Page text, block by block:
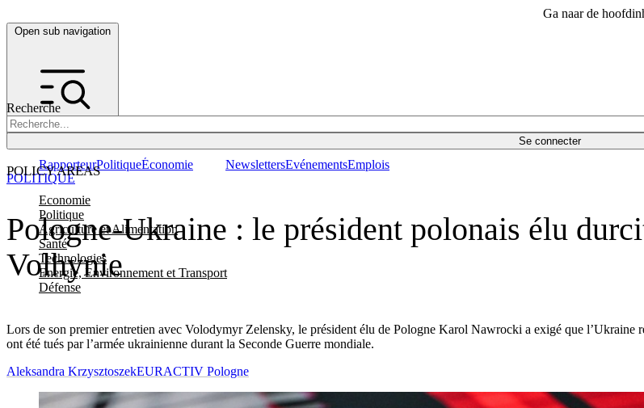
Ga naar de
Open sub navigation
Recherche
Se connecter
POLICY AREAS
Economie
Politique
Agriculture et Alimentation
Santé
Technologies
Energie, Environnement et Transport
Défense
RapporteurPolitiqueÉconomie NewslettersEvénementsEmplois
Pologne-Ukraine : le président polonais élu
Volhynie
Lors de son premier entretien avec Volodymyr Zelensky, le président élu de Pologne Karol Nawrocki a exigé que l’Ukraine
ont été tués par l’armée ukrainienne durant la Seconde Guerre mondiale.
POLITIQUE
Aleksandra KrzysztoszekEURACTIV Pologne